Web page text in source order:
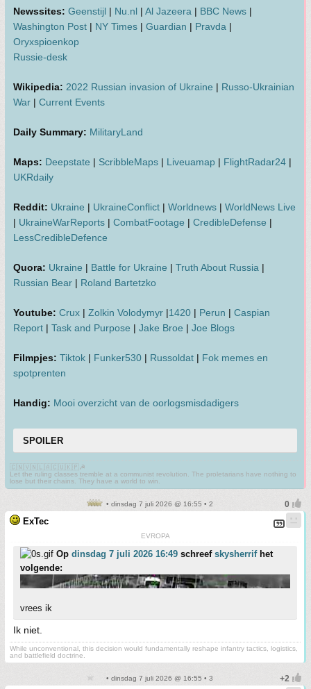
Newssites: Geenstijl | Nu.nl | Al Jazeera | BBC News |
Washington Post | NY Times | Guardian | Pravda |
Oryxspioenkop
Russie-desk
Wikipedia: 2022 Russian invasion of Ukraine | Russo-Ukrainian
War | Current Events
Daily Summary: MilitaryLand
Maps: Deepstate | ScribbleMaps | Liveuamap | FlightRadar24 |
UKRdaily
Reddit: Ukraine | UkraineConflict | Worldnews | WorldNews Live
| UkraineWarReports | CombatFootage | CredibleDefense |
LessCredibleDefence
Quora: Ukraine | Battle for Ukraine | Truth About Russia |
Russian Bear | Roland Bartetzko
Youtube: Crux | Zolkin Volodymyr |1420 | Perun | Caspian
Report | Task and Purpose | Jake Broe | Joe Blogs
Filmpjes: Tiktok | Funker530 | Russoldat | Fok memes en
spotprenten
Handig: Mooi overzicht van de oorlogsmisdadigers
SPOILER
🇨🇳🇻🇳🇱🇦🇨🇺🇰🇵☭
Let the ruling classes tremble at a communist revolution. The proletarians have nothing to
lose but their chains. They have a world to win.
• dinsdag 7 juli 2026 @ 16:55 • 2
ExTec
EVROPA
Op dinsdag 7 juli 2026 16:49 schreef skysherrifhet
volgende:
vrees ik
Ik niet.
While unconventional, this decision would fundamentally reshape infantry tactics, logistics,
and battlefield doctrine.
• dinsdag 7 juli 2026 @ 16:55 • 3